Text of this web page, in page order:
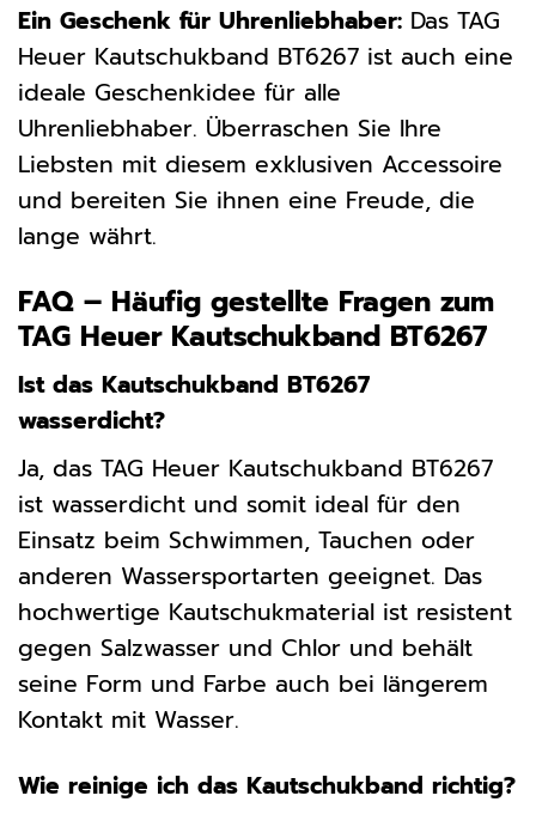
Ein Geschenk für Uhrenliebhaber: Das TAG
Heuer Kautschukband BT6267 ist auch eine
ideale Geschenkidee für alle
Uhrenliebhaber. Überraschen Sie Ihre
Liebsten mit diesem exklusiven Accessoire
und bereiten Sie ihnen eine Freude, die
lange währt.
FAQ – Häufig gestellte Fragen zum
TAG Heuer Kautschukband BT6267
Ist das Kautschukband BT6267
wasserdicht?
Ja, das TAG Heuer Kautschukband BT6267
ist wasserdicht und somit ideal für den
Einsatz beim Schwimmen, Tauchen oder
anderen Wassersportarten geeignet. Das
hochwertige Kautschukmaterial ist resistent
gegen Salzwasser und Chlor und behält
seine Form und Farbe auch bei längerem
Kontakt mit Wasser.
Wie reinige ich das Kautschukband richtig?